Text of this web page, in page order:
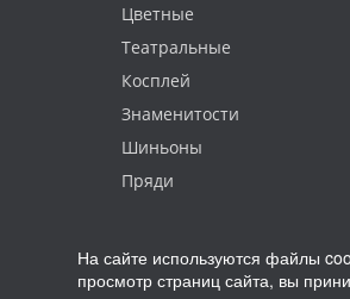
Цветные
Театральные
Косплей
Знаменитости
Шиньоны
Пряди
Политика конфиденциальности
На сайте используются файлы
просмотр страниц сайта, вы